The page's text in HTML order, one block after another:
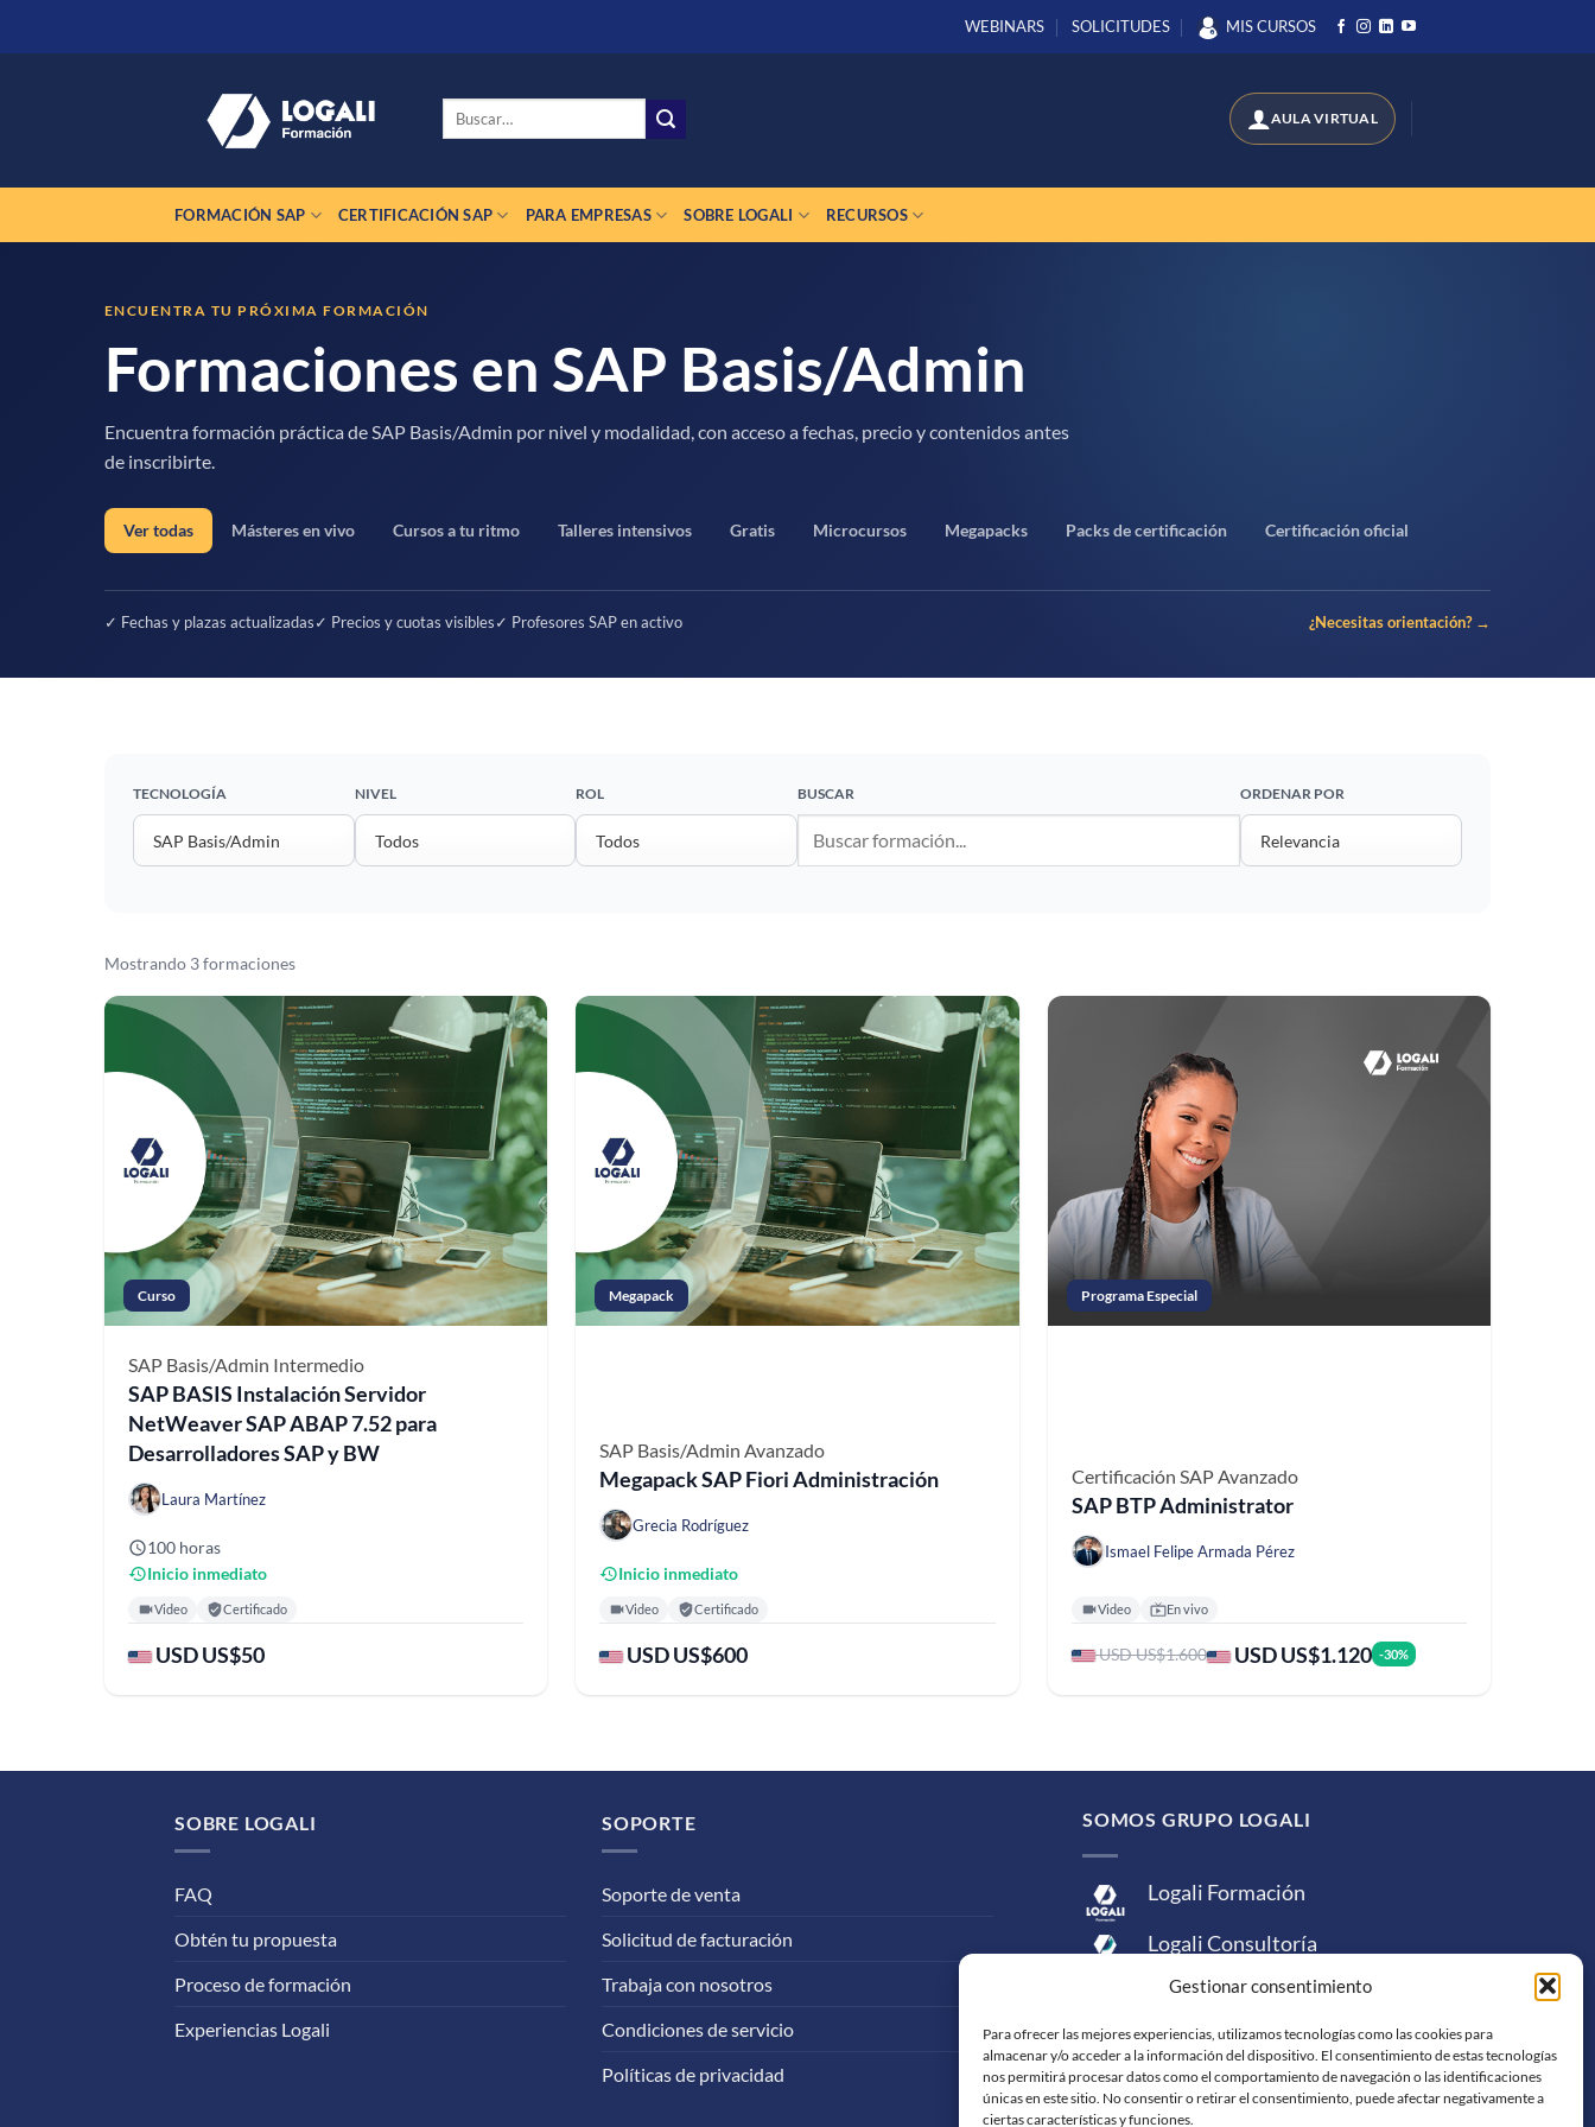
Gestionar consentimiento
Para ofrecer las mejores experiencias, utilizamos tecnologías como las cookies para
almacenar y/o acceder a la información del dispositivo. El consentimiento de estas tecnologías
nos permitirá procesar datos como el comportamiento de navegación o las identificaciones
únicas en este sitio. No consentir o retirar el consentimiento, puede afectar negativamente a
ciertas características y funciones.
WEBINARS SOLICITUDES MIS CURSOS
Buscar
FORMACIÓN SAP CERTIFICACIÓN SAP PARA EMPRESAS SOBRE LOGALI RECURSOS
ENCUENTRA TU PRÓXIMA FORMACIÓN
Formaciones en SAP Basis/Admin
Encuentra formación práctica de SAP Basis/Admin por nivel y modalidad, con acceso a fechas, precio y contenidos antes
de inscribirte.
Ver todas Másteres en vivo Cursos a tu ritmo Talleres intensivos Gratis Microcursos Megapacks Packs de certificación Certificación oficial
✓ Fechas y plazas actualizadas✓ Precios y cuotas visibles✓ Profesores SAP en activo ¿Necesitas orientación? →
TECNOLOGÍA NIVEL ROL BUSCAR ORDENAR POR
Mostrando 3 formaciones
Curso
SAP Basis/Admin Intermedio
SAP BASIS Instalación Servidor
NetWeaver SAP ABAP 7.52 para
Desarrolladores SAP y BW
Laura Martínez
100 horas
Inicio inmediato
Video Certificado
USD US$50
Megapack
SAP Basis/Admin Avanzado
Megapack SAP Fiori Administración
Grecia Rodríguez
Inicio inmediato
Video Certificado
USD US$600
Programa Especial
Certificación SAP Avanzado
SAP BTP Administrator
Ismael Felipe Armada Pérez
Video En vivo
USD US$1.600 USD US$1.120 -30%
SOBRE LOGALI
FAQ
Obtén tu propuesta
Proceso de formación
Experiencias Logali
SOPORTE
Soporte de venta
Solicitud de facturación
Trabaja con nosotros
Condiciones de servicio
Políticas de privacidad
SOMOS GRUPO LOGALI
Logali Formación
Logali Consultoría
Logali Ingeniería